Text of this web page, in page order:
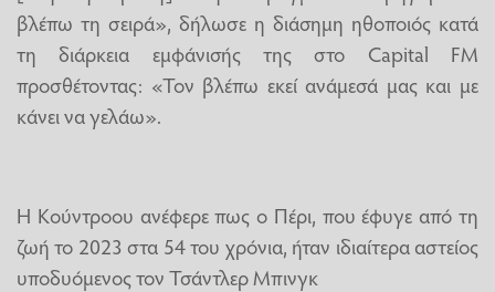
βλέπω τη σειρά», δήλωσε η διάσημη ηθοποιός κατά
τη διάρκεια εμφάνισής της στο Capital FM
προσθέτοντας: «Τον βλέπω εκεί ανάμεσά μας και με
κάνει να γελάω».
Η Κούντροου ανέφερε πως ο Πέρι, που έφυγε από τη
ζωή το 2023 στα 54 του χρόνια, ήταν ιδιαίτερα αστείος
υποδυόμενος τον Τσάντλερ Μπινγκ